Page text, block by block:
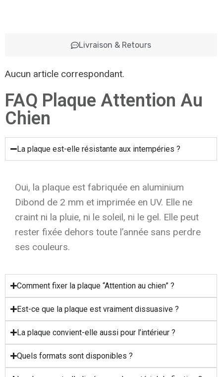
Livraison & Retours
Aucun article correspondant.
FAQ Plaque Attention Au
Chien
La plaque est-elle résistante aux intempéries ?
Oui, la plaque est fabriquée en aluminium
Dibond de 2 mm et imprimée en UV. Elle ne
craint ni la pluie, ni le soleil, ni le gel. Elle peut
rester fixée dehors toute l’année sans perdre
ses couleurs.
Comment fixer la plaque “Attention au chien” ?
Est-ce que la plaque est vraiment dissuasive ?
La plaque convient-elle aussi pour l’intérieur ?
Quels formats sont disponibles ?